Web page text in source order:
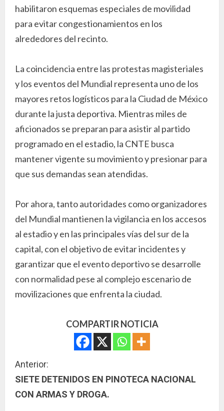
habilitaron esquemas especiales de movilidad
para evitar congestionamientos en los
alrededores del recinto.
La coincidencia entre las protestas magisteriales
y los eventos del Mundial representa uno de los
mayores retos logísticos para la Ciudad de México
durante la justa deportiva. Mientras miles de
aficionados se preparan para asistir al partido
programado en el estadio, la CNTE busca
mantener vigente su movimiento y presionar para
que sus demandas sean atendidas.
Por ahora, tanto autoridades como organizadores
del Mundial mantienen la vigilancia en los accesos
al estadio y en las principales vías del sur de la
capital, con el objetivo de evitar incidentes y
garantizar que el evento deportivo se desarrolle
con normalidad pese al complejo escenario de
movilizaciones que enfrenta la ciudad.
COMPARTIR NOTICIA
S
i
Anterior:
SIETE DETENIDOS EN PINOTECA NACIONAL
CON ARMAS Y DROGA.